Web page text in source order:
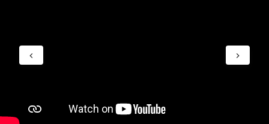
redaguoti ir versti tekstus įvairiomis kalbomis.
Absolventai taip pat gali sėkmingai dirbti turizmo ir
įmonėse. Be to, programa suteikia įrankių verslo ir
viešųjų institucijų darbo kontekste, pavyzdžiui,